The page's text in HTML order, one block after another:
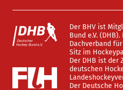
Der BHV ist
Bund e.V.
Dachverband
Sitz im
Der DHB ist der
deutschen
Der Deutsche